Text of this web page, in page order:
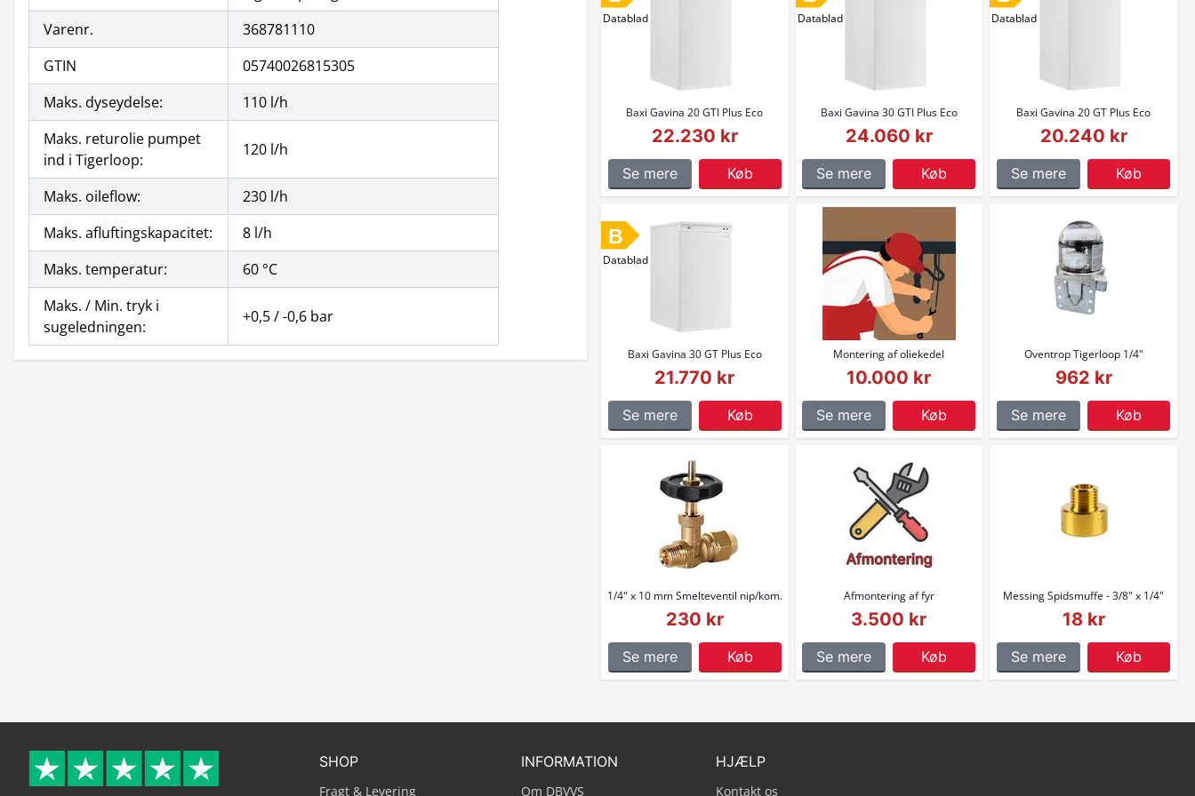
Varenr.
368781110
GTIN
05740026815305
Maks. dyseydelse:
110 l/h
Maks. returolie pumpet
ind i Tigerloop:
120 l/h
Maks. oileflow:
230 l/h
Maks. afluftingskapacitet:
8 l/h
Maks. temperatur:
60 °C
Maks. / Min. tryk i
sugeledningen:
+0,5 / -0,6 bar
Baxi Gavina 20 GTI Plus Eco
22.230 kr
Se mere Køb
Datablad
Baxi Gavina 30 GTI Plus Eco
24.060 kr
Se mere Køb
Datablad
Baxi Gavina 20 GT Plus Eco
20.240 kr
Se mere Køb
Datablad
Baxi Gavina 30 GT Plus Eco
21.770 kr
Se mere Køb
B
Datablad
Montering af oliekedel
10.000 kr
Se mere Køb
Oventrop Tigerloop 1/4"
962 kr
Se mere Køb
1/4" x 10 mm Smelteventil nip/kom.
230 kr
Se mere Køb
Afmontering af fyr
3.500 kr
Se mere Køb
Messing Spidsmuffe - 3/8" x 1/4"
18 kr
Se mere Køb
SHOP
Fragt & Levering
INFORMATION
Om DBVVS
HJÆLP
Kontakt os